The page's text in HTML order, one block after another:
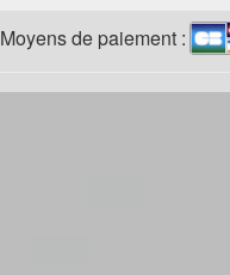
Moyens de paiement :